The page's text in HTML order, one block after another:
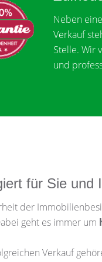
Neben
Verkauf
Stelle. Wir
und
für Sie und
der
geht es immer um
Verkauf